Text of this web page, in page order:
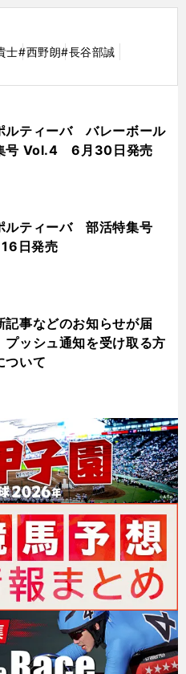
士#西野朗#長谷部誠
ルティーバ バレーボール
号 Vol.4 6月30日発売
ルティーバ 部活特集号
日発売
記事などのお知らせが届
ッシュ通知を受け取る方
ついて